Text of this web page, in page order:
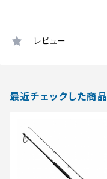
レビュー
最近チェックした商品